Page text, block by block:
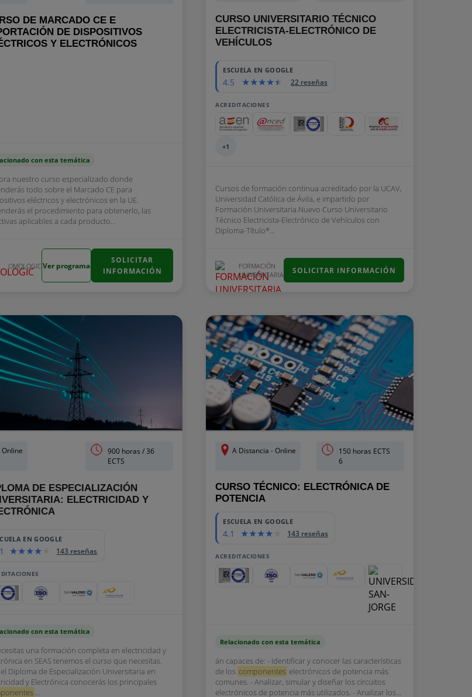
DE MARCADO CE E
DE DISPOSITIVOS
Y ELECTRÓNICOS
con esta temática
nuestro curso especializado donde
todo sobre el Marcado CE para
eléctricos y electrónicos en la UE.
el procedimiento para obtenerlo, las
aplicables a cada producto...
OMOLOGIC Ver programa
SOLICITAR
INFORMACIÓN
CURSO UNIVERSITARIO TÉCNICO
ELECTRICISTA-ELECTRÓNICO DE
VEHÍCULOS
ESCUELA EN GOOGLE
4.5 22 reseñas
ACREDITACIONES
+1
Cursos de formación continua acreditado por la UCAV,
Universidad Católica de Ávila, e impartido por
Formación Universitaria.Nuevo Curso Universitario
Técnico Electricista-Electrónico de Vehículos con
Diploma-Título*...
FORMACIÓN
UNIVERSITARIA
SOLICITAR INFORMACIÓN
Online
900 horas / 36
ECTS
DE ESPECIALIZACIÓN
ELECTRICIDAD Y
EN GOOGLE
143 reseñas
con esta temática
una formación completa en electricidad y
en SEAS tenemos el curso que necesitas.
Diploma de Especialización Universitaria en
y Electrónica conocerás los principales
...
A Distancia - Online
150 horas ECTS
6
CURSO TÉCNICO: ELECTRÓNICA DE
POTENCIA
ESCUELA EN GOOGLE
4.1 143 reseñas
ACREDITACIONES
Relacionado con esta temática
án capaces de: - Identificar y conocer las características
de los componentes electrónicos de potencia más
comunes. - Analizar, simular y diseñar los circuitos
electrónicos de potencia más utilizados. - Analizar los...